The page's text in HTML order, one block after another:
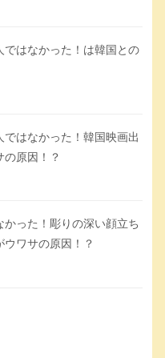
ではなかった！は韓国との
はなかった！韓国映画出
の原因！？
かった！彫りの深い顔立ち
ワサの原因！？